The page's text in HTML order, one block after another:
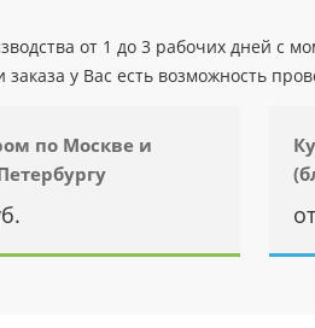
от 1 до 3 рабочих дней с
заказа у Вас есть возможность
по Москве и